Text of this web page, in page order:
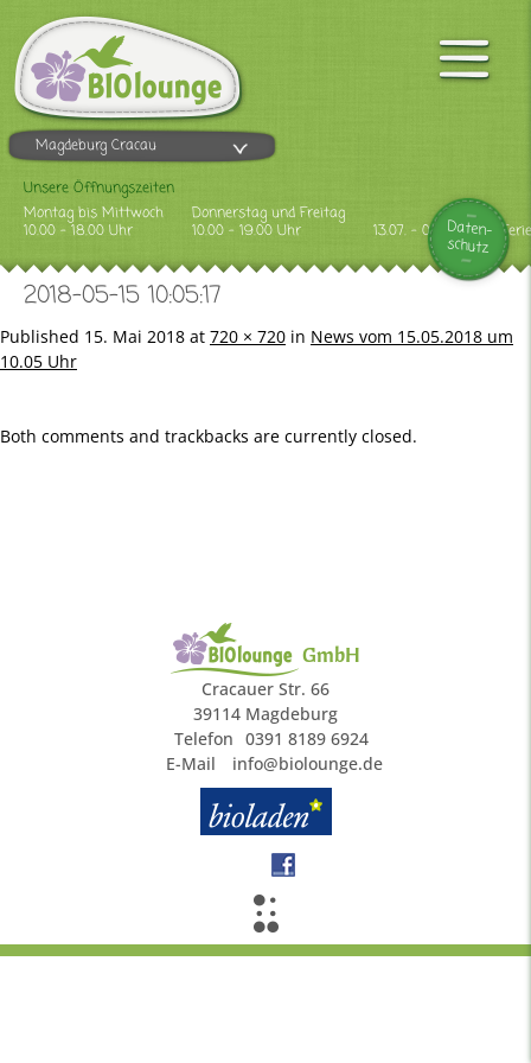
Magdeburg Cracau
Unsere Öffnungszeiten
Montag bis Mittwoch
10.00 - 18.00 Uhr
Donnerstag und Freitag
10.00 - 19.00 Uhr
13.07. - 09.08.2026
Daten-
schutz
2018-05-15 10:05:17
Published 15. Mai 2018 at 720 × 720 in News vom 15.05.2018 um
10.05 Uhr
Both comments and trackbacks are currently closed.
GmbH
Cracauer Str. 66
39114 Magdeburg
Telefon 0391 8189 6924
E-Mail
info@biolounge.de